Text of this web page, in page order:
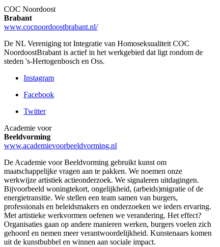
COC Noordoost
Brabant
www.cocnoordoostbrabant.nl/
De NL Vereniging tot Integratie van Homoseksualiteit COC
NoordoostBrabant is actief in het werkgebied dat ligt rondom de
steden 's-Hertogenbosch en Oss.
Instagram
Facebook
Twitter
Academie voor
Beeldvorming
www.academievoorbeeldvorming.nl
De Academie voor Beeldvorming gebruikt kunst om
maatschappelijke vragen aan te pakken. We noemen onze
werkwijze artistiek actieonderzoek. We signaleren uitdagingen.
Bijvoorbeeld woningtekort, ongelijkheid, (arbeids)migratie of de
energietransitie. We stellen een team samen van burgers,
professionals en beleidsmakers en onderzoeken we ieders ervaring.
Met artistieke werkvormen oefenen we verandering. Het effect?
Organisaties gaan op andere manieren werken, burgers voelen zich
gehoord en nemen meer verantwoordelijkheid. Kunstenaars komen
uit de kunstbubbel en winnen aan sociale impact.